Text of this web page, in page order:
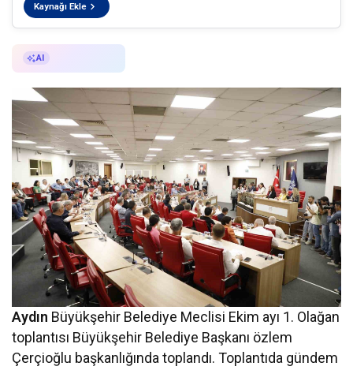
Kaynağı Ekle
AI
Aydın Büyükşehir Belediye Meclisi Ekim ayı 1. Olağan
toplantısı Büyükşehir Belediye Başkanı özlem
Çerçioğlu başkanlığında toplandı. Toplantıda gündem